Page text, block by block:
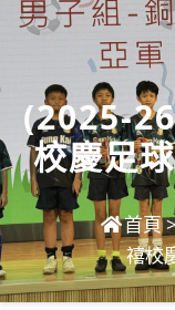
(2025-
校慶足
首頁
禧校